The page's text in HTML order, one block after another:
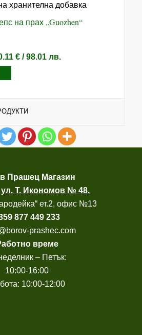
на прах „Guozhen“
€/ 98.01 лв.
Прашец Магазин
ул. Т. Икономов № 48,
ет.2, офис №13
877 449 233
prashec.com
време
– Петък:
10:00-16:00
10:00-12:00